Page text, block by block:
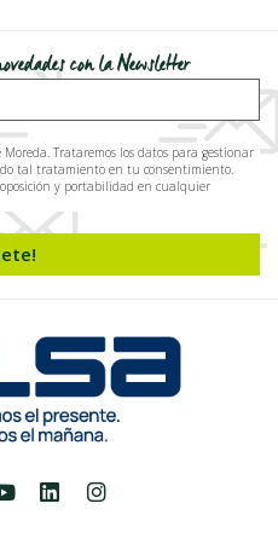
con la Newsletter
Moreda. Trataremos los datos para gestionar
tal tratamiento en tu consentimiento.
oposición y portabilidad en cualquier